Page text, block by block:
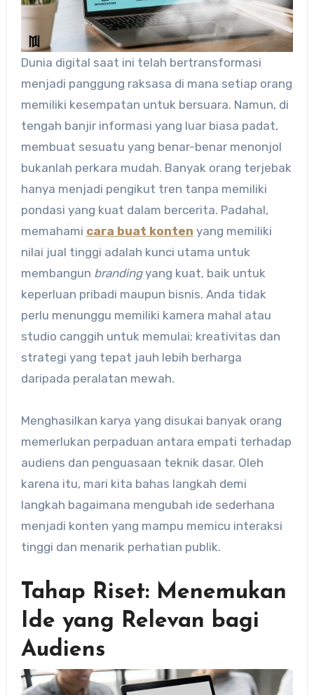
Dunia digital saat ini telah bertransformasi
menjadi panggung raksasa di mana setiap orang
memiliki kesempatan untuk bersuara. Namun, di
tengah banjir informasi yang luar biasa padat,
membuat sesuatu yang benar-benar menonjol
bukanlah perkara mudah. Banyak orang terjebak
hanya menjadi pengikut tren tanpa memiliki
pondasi yang kuat dalam bercerita. Padahal,
memahami cara buat konten yang memiliki
nilai jual tinggi adalah kunci utama untuk
membangun brandingyang kuat, baik untuk
keperluan pribadi maupun bisnis. Anda tidak
perlu menunggu memiliki kamera mahal atau
studio canggih untuk memulai; kreativitas dan
strategi yang tepat jauh lebih berharga
daripada peralatan mewah.
Menghasilkan karya yang disukai banyak orang
memerlukan perpaduan antara empati terhadap
audiens dan penguasaan teknik dasar. Oleh
karena itu, mari kita bahas langkah demi
langkah bagaimana mengubah ide sederhana
menjadi konten yang mampu memicu interaksi
tinggi dan menarik perhatian publik.
Tahap Riset: Menemukan
Ide yang Relevan bagi
Audiens